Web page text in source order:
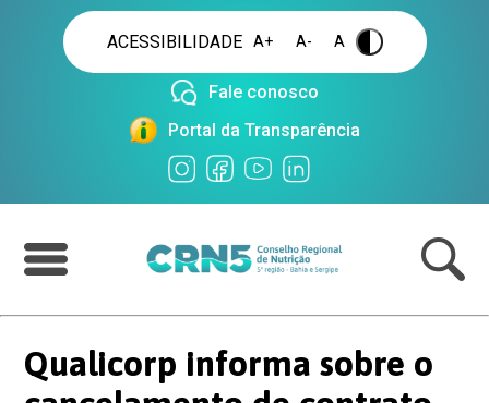
ACESSIBILIDADE A+ A- A .
Fale conosco
Portal da Transparência
Qualicorp informa sobre o